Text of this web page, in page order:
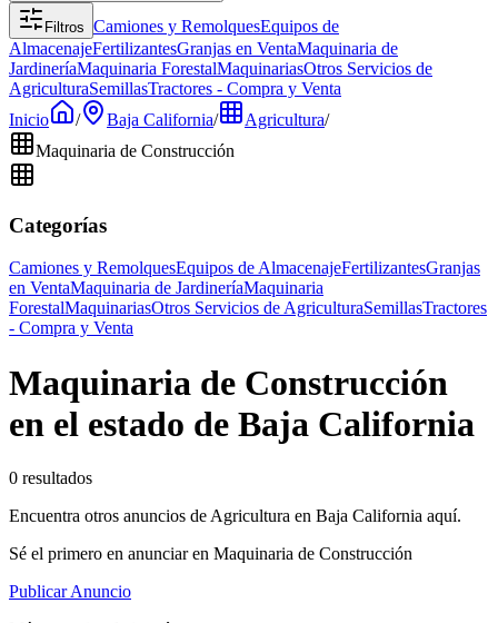
Filtros Camiones y RemolquesEquipos de
AlmacenajeFertilizantesGranjas en VentaMaquinaria de
JardineríaMaquinaria ForestalMaquinariasOtros Servicios de
AgriculturaSemillasTractores - Compra y Venta
Inicio
/ Baja California/ Agricultura/
Maquinaria de Construcción
Categorías
Camiones y RemolquesEquipos de AlmacenajeFertilizantesGranjas
en VentaMaquinaria de JardineríaMaquinaria
ForestalMaquinariasOtros Servicios de AgriculturaSemillasTractores
- Compra y Venta
Maquinaria de Construcción
en el estado de Baja California
0 resultados
Encuentra otros anuncios de Agricultura en Baja California aquí.
Sé el primero en anunciar en Maquinaria de Construcción
Publicar Anuncio